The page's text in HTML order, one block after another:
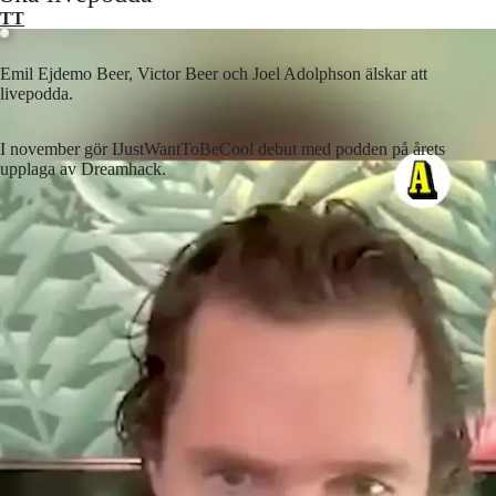
TT
Emil Ejdemo Beer, Victor Beer och Joel Adolphson älskar att
livepodda.
I november gör IJustWantToBeCool debut med podden på årets
upplaga av Dreamhack.